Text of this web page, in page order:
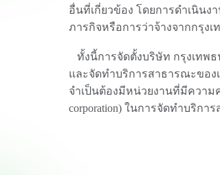
อื่นที่เกี่ยวข้อง โดยการดำเนิน
ภารกิจหรือการว่าจ้างจากกรุง
ทั้งนี้การจัดตั้งบริษัท กรุงเทพ
และจัดทำบริการสาธารณะขอ
จำเป็นต้องมีหน่วยงานที่มีความ
corporation) ในการจัดทำบริก